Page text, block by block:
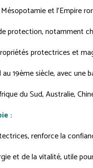
et l'Empire
protection, notamment
protectrices et
19ème siècle, avec
du Sud, Australie,
:
renforce la
et de la vitalité, utile